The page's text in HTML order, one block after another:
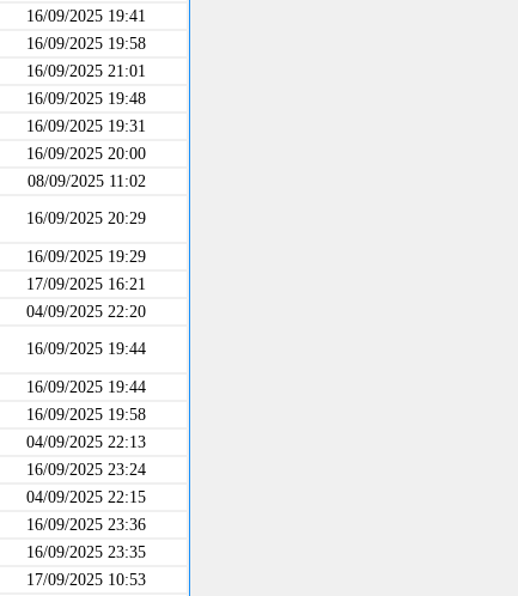
16/09/2025 19:41
16/09/2025 19:58
16/09/2025 21:01
16/09/2025 19:48
16/09/2025 19:31
16/09/2025 20:00
08/09/2025 11:02
16/09/2025 20:29
16/09/2025 19:29
17/09/2025 16:21
04/09/2025 22:20
16/09/2025 19:44
16/09/2025 19:44
16/09/2025 19:58
04/09/2025 22:13
16/09/2025 23:24
04/09/2025 22:15
16/09/2025 23:36
16/09/2025 23:35
17/09/2025 10:53